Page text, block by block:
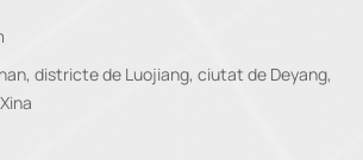
districte de Luojiang, ciutat de Deyang,